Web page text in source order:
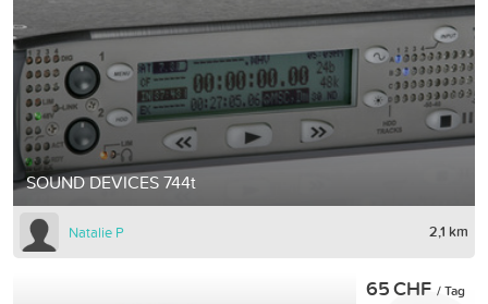
SOUND DEVICES 744t
Natalie P 2,1 km
65 CHF / Tag